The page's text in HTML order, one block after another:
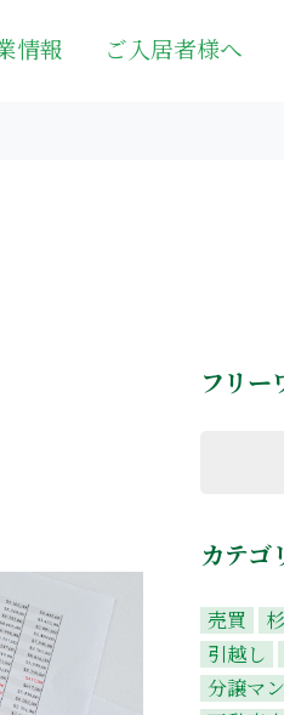
情報 ご入居者様へ
フリー
カテゴ
売買
引越し
分譲マ